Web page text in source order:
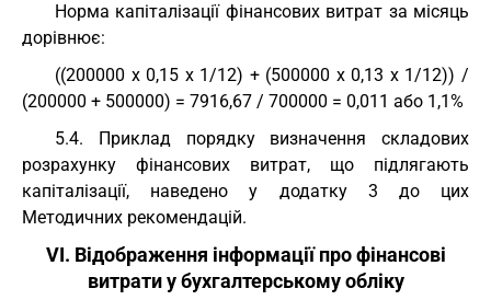
Норма капіталізації фінансових витрат за місяць
дорівнює:
((200000 х 0,15 х 1/12) + (500000 х 0,13 х 1/12)) /
(200000 + 500000) = 7916,67 / 700000 = 0,011 або 1,1%
5.4. Приклад порядку визначення складових
розрахунку фінансових витрат, що підлягають
капіталізації, наведено у додатку 3 до цих
Методичних рекомендацій.
VI. Відображення інформації про фінансові
витрати у бухгалтерському обліку